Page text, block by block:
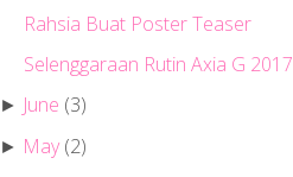
Rahsia Buat Poster Teaser
Selenggaraan Rutin Axia G 2017
► June (3)
► May (2)